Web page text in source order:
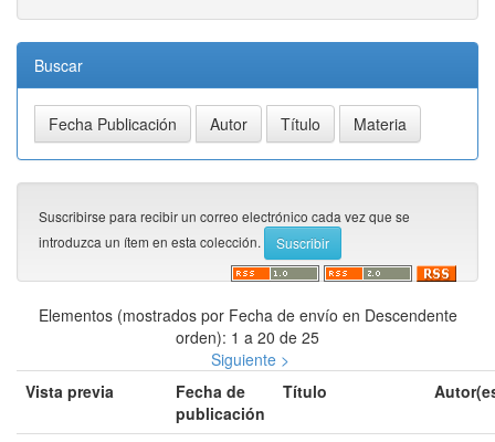
Buscar
Suscribirse para recibir un correo electrónico cada vez que se
introduzca un ítem en esta colección.
Elementos (mostrados por Fecha de envío en Descendente
orden): 1 a 20 de 25
Siguiente >
Vista previa
Fecha de
publicación
Título